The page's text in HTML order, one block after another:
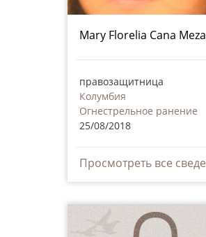
Mary Florelia Cana Meza
правозащитница
Колумбия
Огнестрельное ранение
25/08/2018